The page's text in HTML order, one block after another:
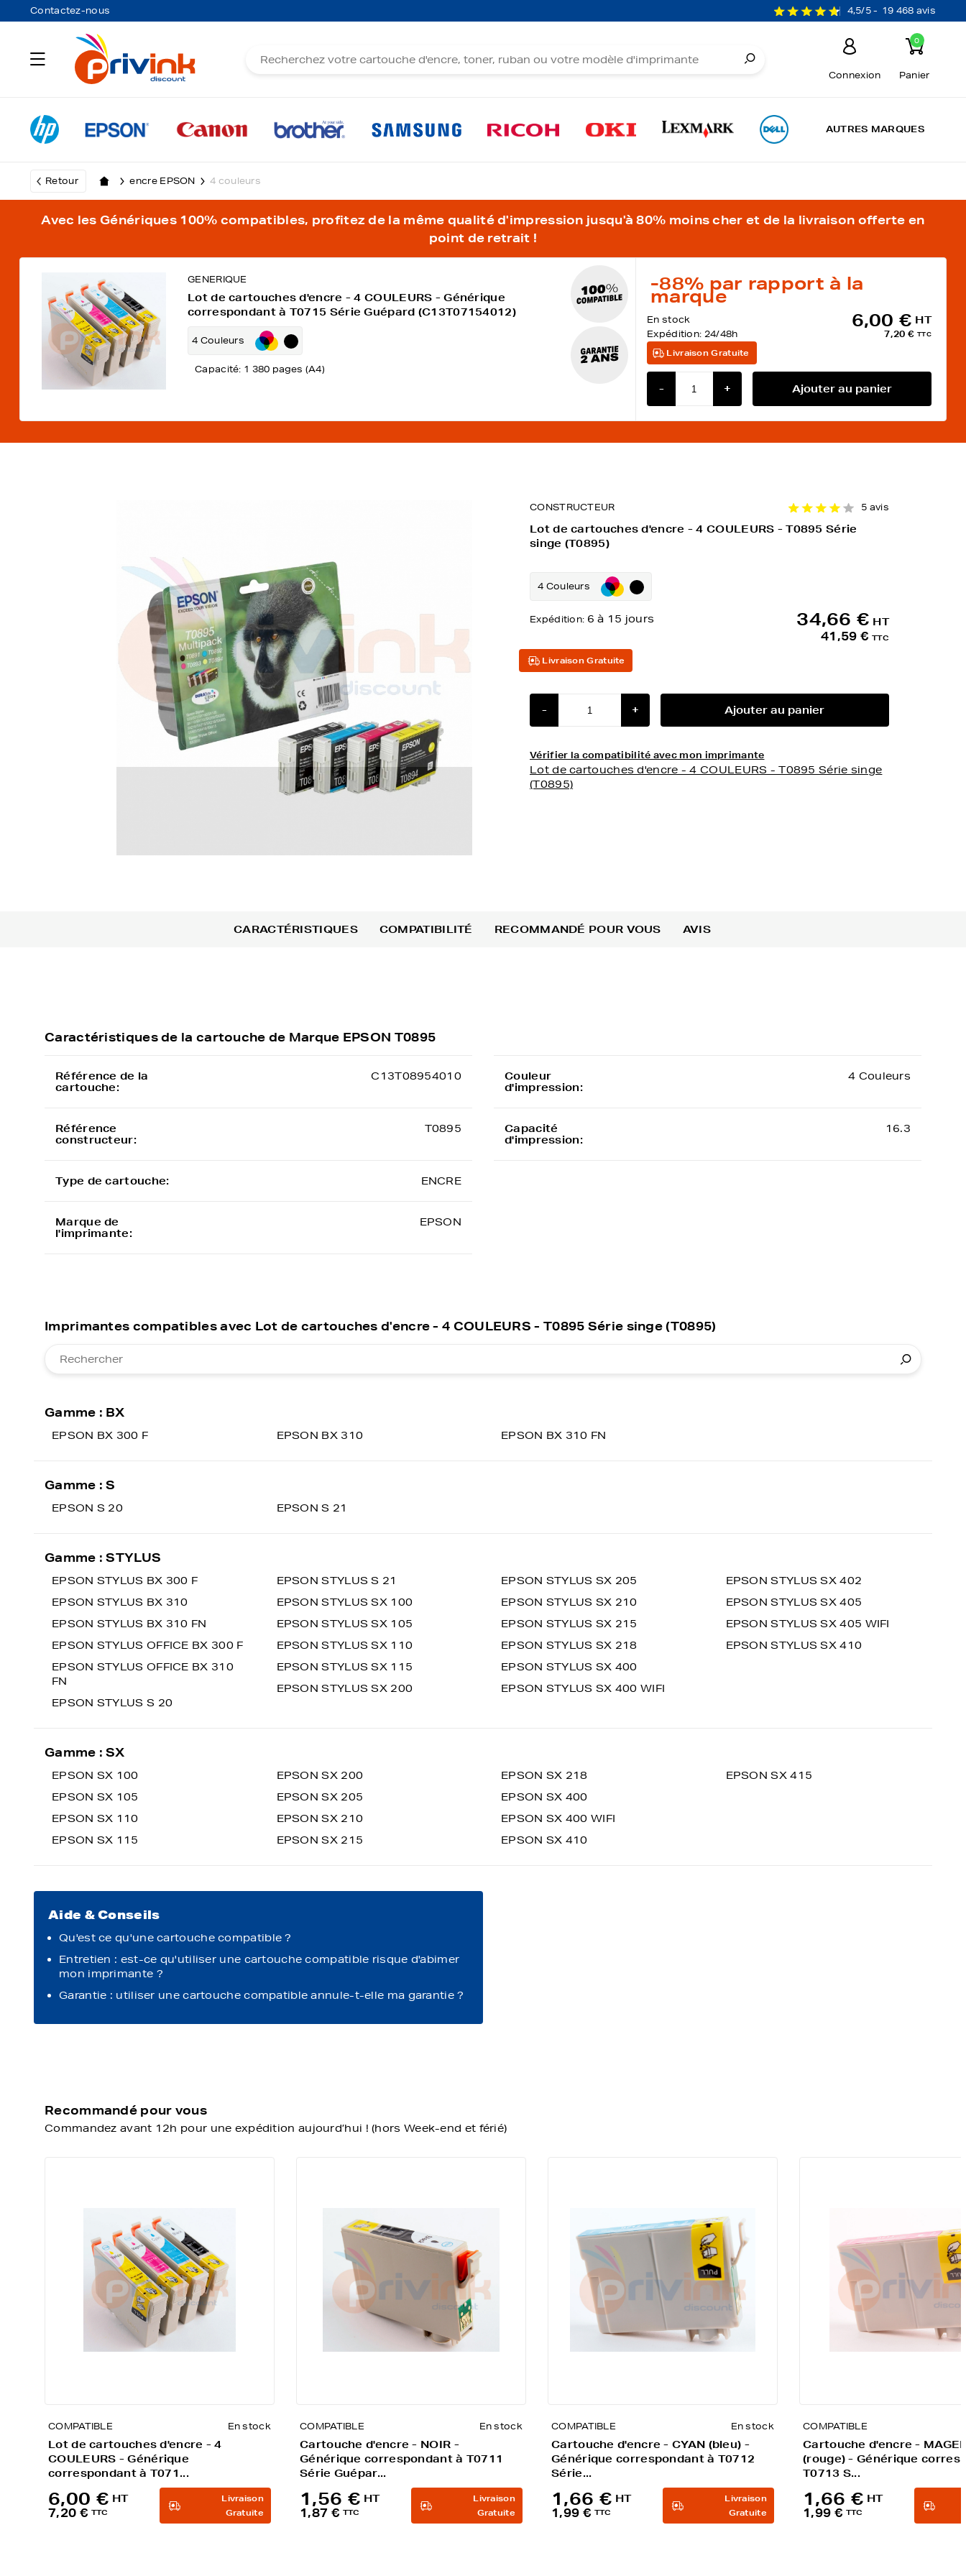
Contactez-nous 4,5/5 - 19 468 avis
Connexion
0
Panier
AUTRES MARQUES
Retour encre EPSON 4 couleurs
Avec les Génériques 100% compatibles, profitez de la même qualité d'impression jusqu'à 80% moins cher et de la livraison offerte en
point de retrait !
GENERIQUE
Lot de cartouches d'encre - 4 COULEURS - Générique
correspondant à T0715 Série Guépard (C13T07154012)
4 Couleurs
Capacité: 1 380 pages (A4)
-88% par rapport à la
marque
En stock
Expédition: 24/48h
6,00 € HT
7,20 € TTC
Livraison Gratuite
- + Ajouter au panier
CONSTRUCTEUR 5 avis
Lot de cartouches d'encre - 4 COULEURS - T0895 Série
singe (T0895)
4 Couleurs
Expédition: 6 à 15 jours 34,66 € HT
41,59 € TTC
Livraison Gratuite
- + Ajouter au panier
Vérifier la compatibilité avec mon imprimante
Lot de cartouches d'encre - 4 COULEURS - T0895 Série singe
(T0895)
CARACTÉRISTIQUES COMPATIBILITÉ RECOMMANDÉ POUR VOUS AVIS
Caractéristiques de la cartouche de Marque EPSON T0895
Référence de la
cartouche:
C13T08954010
Référence
constructeur:
T0895
Type de cartouche: ENCRE
Marque de
l'imprimante:
EPSON
Couleur
d'impression:
4 Couleurs
Capacité
d'impression:
16.3
Imprimantes compatibles avec Lot de cartouches d'encre - 4 COULEURS - T0895 Série singe (T0895)
Gamme : BX
EPSON BX 300 F EPSON BX 310 EPSON BX 310 FN
Gamme : S
EPSON S 20 EPSON S 21
Gamme : STYLUS
EPSON STYLUS BX 300 F
EPSON STYLUS BX 310
EPSON STYLUS BX 310 FN
EPSON STYLUS OFFICE BX 300 F
EPSON STYLUS OFFICE BX 310
FN
EPSON STYLUS S 20
EPSON STYLUS S 21
EPSON STYLUS SX 100
EPSON STYLUS SX 105
EPSON STYLUS SX 110
EPSON STYLUS SX 115
EPSON STYLUS SX 200
EPSON STYLUS SX 205
EPSON STYLUS SX 210
EPSON STYLUS SX 215
EPSON STYLUS SX 218
EPSON STYLUS SX 400
EPSON STYLUS SX 400 WIFI
EPSON STYLUS SX 402
EPSON STYLUS SX 405
EPSON STYLUS SX 405 WIFI
EPSON STYLUS SX 410
Gamme : SX
EPSON SX 100
EPSON SX 105
EPSON SX 110
EPSON SX 115
EPSON SX 200
EPSON SX 205
EPSON SX 210
EPSON SX 215
EPSON SX 218
EPSON SX 400
EPSON SX 400 WIFI
EPSON SX 410
EPSON SX 415
Aide & Conseils
Qu'est ce qu'une cartouche compatible ?
Entretien : est-ce qu'utiliser une cartouche compatible risque d'abimer
mon imprimante ?
Garantie : utiliser une cartouche compatible annule-t-elle ma garantie ?
Recommandé pour vous
Commandez avant 12h pour une expédition aujourd’hui ! (hors Week-end et férié)
COMPATIBLE En stock
Lot de cartouches d'encre - 4
COULEURS - Générique
correspondant à T071...
6,00 € HT
7,20 € TTC
Livraison
Gratuite
COMPATIBLE En stock
Cartouche d'encre - NOIR -
Générique correspondant à T0711
Série Guépar...
1,56 € HT
1,87 € TTC
Livraison
Gratuite
COMPATIBLE En stock
Cartouche d'encre - CYAN (bleu) -
Générique correspondant à T0712
Série...
1,66 € HT
1,99 € TTC
Livraison
Gratuite
COMPATIBLE
Cartouche d'encre -
(rouge) - Générique
T0713 S...
1,66 € HT
1,99 € TTC